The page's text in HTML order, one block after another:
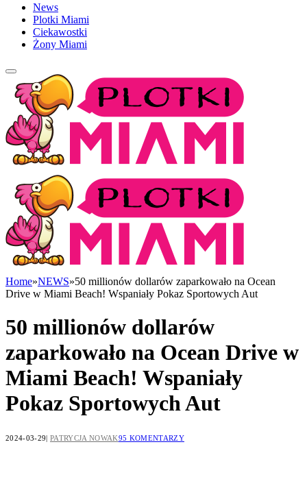
News
Plotki Miami
Ciekawostki
Żony Miami
Home»NEWS»50 millionów dollarów zaparkowało na Ocean
Drive w Miami Beach! Wspaniały Pokaz Sportowych Aut
50 millionów dollarów
zaparkowało na Ocean Drive w
Miami Beach! Wspaniały
Pokaz Sportowych Aut
2024-03-29 PATRYCJA NOWAK95 KOMENTARZY